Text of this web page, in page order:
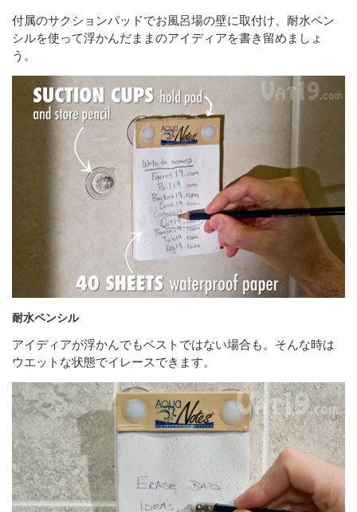
付属のサクションパッドでお風呂場の壁に取付け、耐水ペン
シルを使って浮かんだままのアイディアを書き留めましょ
う。
耐水ペンシル
アイディアが浮かんでもベストではない場合も。そんな時は
ウエットな状態でイレースできます。